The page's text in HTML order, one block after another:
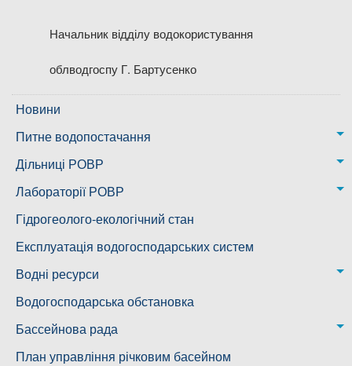
Начальник відділу водокористування
облводгоспу Г. Бартусенко
Новини
Питне водопостачання
м. Миколаїв
Казанківська ТГ
Дільниці РОВР
Новоодеська дільниця – водогін № 1,2
Воскресенська дільниця – водогін № 3
Ковалівська дільниця
Новобузька дільниця
Снігурівська дільниця
Дільниця з обслуговування насосного обладнання та
водоочисних установок
Лабораторії РОВР
Лабораторія моніторингу вод
Лабораторія питного водопостачання
Гідрогеолого-екологічний стан
Експлуатація водогосподарських систем
Водні ресурси
Режими роботи водних об’єктів
Водогосподарська обстановка
Бассейнова рада
Басейнова рада Південного Бугу
План управління річковим басейном